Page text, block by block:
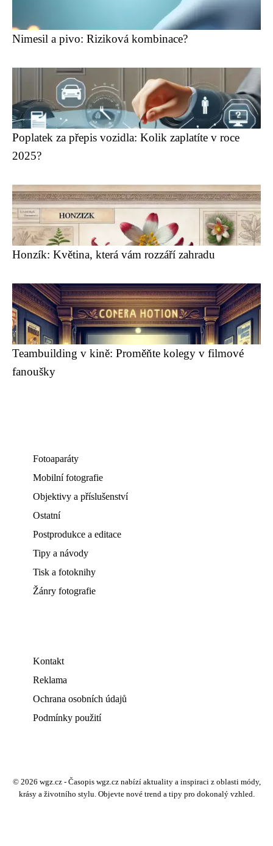
Nimesil a pivo: Riziková kombinace?
Poplatek za přepis vozidla: Kolik zaplatíte v roce
2025?
Honzík: Květina, která vám rozzáří zahradu
Teambuilding v kině: Proměňte kolegy v filmové
fanoušky
Fotoaparáty
Mobilní fotografie
Objektivy a příslušenství
Ostatní
Postprodukce a editace
Tipy a návody
Tisk a fotoknihy
Žánry fotografie
Kontakt
Reklama
Ochrana osobních údajů
Podmínky použití
© 2026 wgz.cz - Časopis wgz.cz nabízí aktuality a inspiraci z oblasti módy,
krásy a životního stylu. Objevte nové trend a tipy pro dokonalý vzhled.